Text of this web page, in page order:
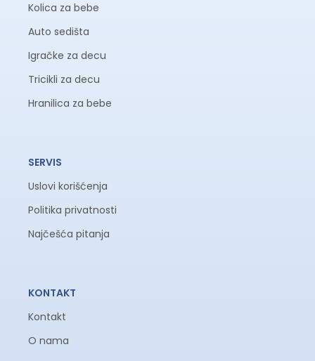
Kolica za bebe
Auto sedišta
Igračke za decu
Tricikli za decu
Hranilica za bebe
SERVIS
Uslovi korišćenja
Politika privatnosti
Najčešća pitanja
KONTAKT
Kontakt
O nama